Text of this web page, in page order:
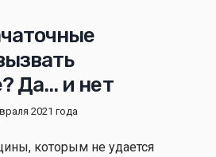
Да... и нет
2021 года
которым не удается